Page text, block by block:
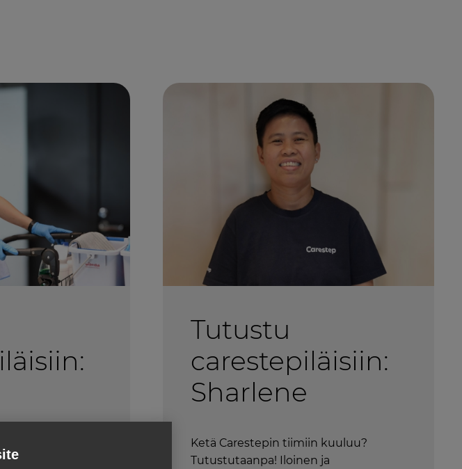
on ollut meillä
Tutustu
carestepiläisiin:
Sharlene
Ketä Carestepin tiimiin kuuluu?
Tutustutaanpa! Iloinen ja